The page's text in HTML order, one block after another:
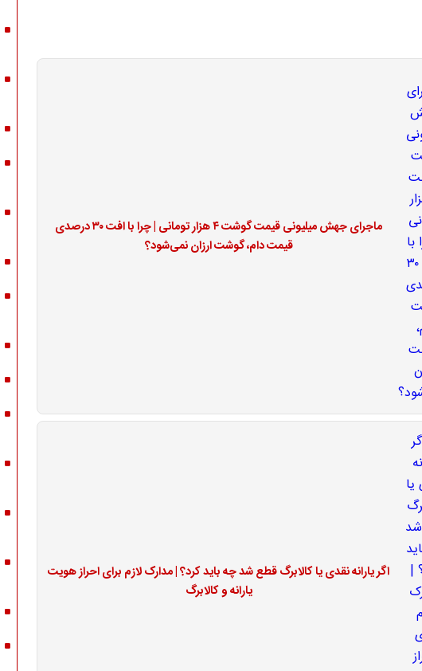
ماجرای جهش میلیونی قیمت گوشت ۴ هزار تومانی | چرا با افت ۳۰ درصدی
قیمت دام، گوشت ارزان نمی‌شود؟
اگر یارانه نقدی یا کالابرگ قطع شد چه باید کرد؟ | مدارک لازم برای احراز هویت
یارانه و کالابرگ